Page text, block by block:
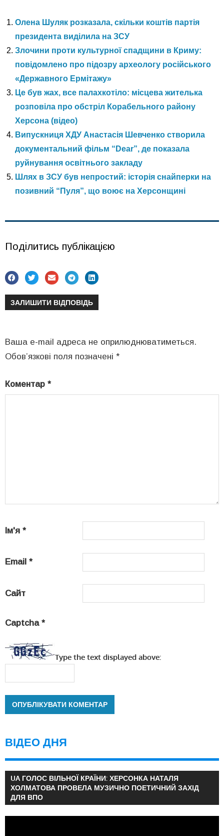
Олена Шуляк розказала, скільки коштів партія
президента виділила на ЗСУ
Злочини проти культурної спадщини в Криму:
повідомлено про підозру археологу російського
«Державного Ермітажу»
Це був жах, все палахкотіло: місцева жителька
розповіла про обстріл Корабельного району
Херсона (відео)
Випускниця ХДУ Анастасія Шевченко створила
документальний фільм “Dear”, де показала
руйнування освітнього закладу
Шлях в ЗСУ був непростий: історія снайперки на
позивний “Пуля”, що воює на Херсонщині
Поділитись публікацією
ЗАЛИШИТИ ВІДПОВІДЬ
Ваша e-mail адреса не оприлюднюватиметься.
Обов’язкові поля позначені *
Коментар *
Ім'я *
Email *
Сайт
Captcha *
Type the text displayed above:
ВІДЕО ДНЯ
UA ГОЛОС ВІЛЬНОЇ КРАЇНИ: ХЕРСОНКА НАТАЛЯ
ХОЛМАТОВА ПРОВЕЛА МУЗИЧНО ПОЕТИЧНИЙ ЗАХІД
ДЛЯ ВПО